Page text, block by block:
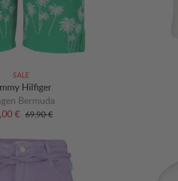
SALE
Hilfiger
Bermuda
€ 69,90 €